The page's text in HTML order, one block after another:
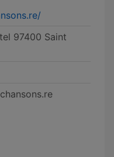
97400 Saint